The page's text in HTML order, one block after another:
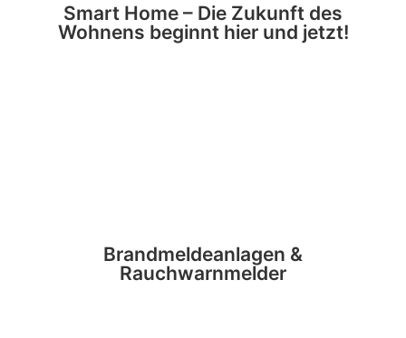
Smart Home – Die Zukunft des
Wohnens beginnt hier und jetzt!
Brandmeldeanlagen &
Rauchwarnmelder